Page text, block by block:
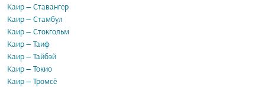
Каир — Ставангер
Каир — Стамбул
Каир — Стокгольм
Каир — Таиф
Каир — Тайбэй
Каир — Токио
Каир — Тромсё